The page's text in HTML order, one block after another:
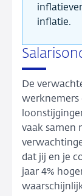
inflatie.
De
werknemers
vaak samen
dat jij en je
jaar 4%